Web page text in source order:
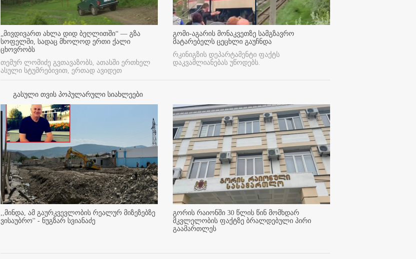
„მივდივართ ახლა დიდ ბეღლითში“ — გზა
სოფელში, სადაც მხოლოდ ერთი ქალი
ცხოვრობს
თემურ ლომიძე გვთავაზობს, ათასში ერთხელ
ასული სტუმრებივით, ერთად ავიდეთ
გომი-აგარის მონაკვეთზე სამგზავრო
მატარებელს ცეცხლი გაუჩნდა
რკინიგზის დეპარტამენტი ფაქტს
დაკვამლიანებას უწოდებს.
გასული თვის პოპულარული სიახლეები
,,მინდა, ამ გაურკვევლობის რეალურ მიზეზებზე
ვისაუბრო'' - ნუგზარ სვიანაძე
გორის რაიონში 30 წლის წინ მომხდარ
მკვლელობის ფაქტზე ბრალდებული პირი
გაამართლეს